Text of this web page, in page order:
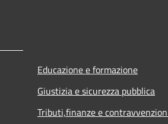
Educazione e formazione
Giustizia e sicurezza pubblica
Tributi,finanze e